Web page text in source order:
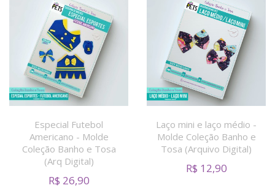
Especial Futebol
Americano - Molde
Coleção Banho e Tosa
(Arq Digital)
R$ 26,90
Laço mini e laço médio -
Molde Coleção Banho e
Tosa (Arquivo Digital)
R$ 12,90